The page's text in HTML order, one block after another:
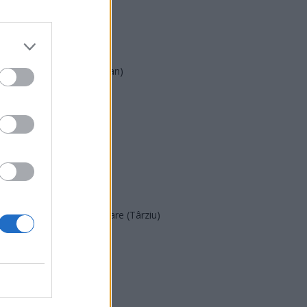
PMP (Tomac)
Forța Dreptei (L. Orban)
SENS
POT (Gavrilă)
Acțiunea Conservatoare (Târziu)
PDF (Lazarus)
PNCR (Terheș)